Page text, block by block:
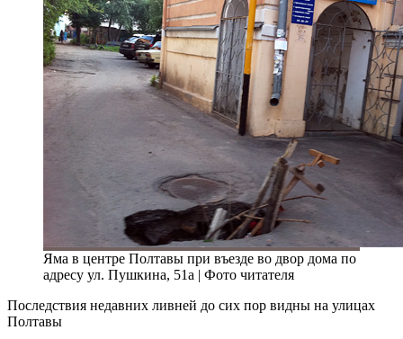
Яма в центре Полтавы при въезде во двор дома по
адресу ул. Пушкина, 51а | Фото читателя
Последствия недавних ливней до сих пор видны на улицах
Полтавы